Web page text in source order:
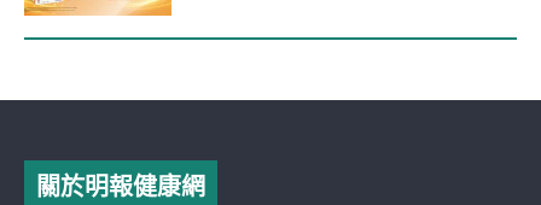
關於明報健康網